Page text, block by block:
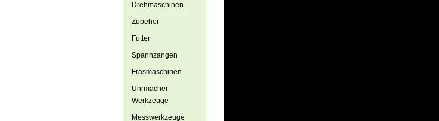
Drehmaschinen
Zubehör
Futter
Spannzangen
Fräsmaschinen
Uhrmacher
Werkzeuge
Messwerkzeuge